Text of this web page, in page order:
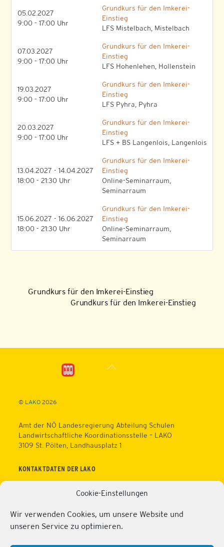
Cookie-Einstellungen
Wir verwenden Cookies, um unsere Website und
unseren Service zu optimieren.
05.02.2027
9:00 - 17:00 Uhr
Grundkurs für den Imkerei-
Einstieg
LFS Mistelbach, Mistelbach
07.03.2027
9:00 - 17:00 Uhr
Grundkurs für den Imkerei-
Einstieg
LFS Hohenlehen, Hollenstein
19.03.2027
9:00 - 17:00 Uhr
Grundkurs für den Imkerei-
Einstieg
LFS Pyhra, Pyhra
20.03.2027
9:00 - 17:00 Uhr
Grundkurs für den Imkerei-
Einstieg
LFS + BS Langenlois, Langenlois
13.04.2027 - 14.04.2027
18:00 - 21:30 Uhr
Grundkurs für den Imkerei-
Einstieg
Online-Seminarraum,
Seminarraum
15.06.2027 - 16.06.2027
18:00 - 21:30 Uhr
Grundkurs für den Imkerei-
Einstieg
Online-Seminarraum,
Seminarraum
Grundkurs für den Imkerei-Einstieg
Grundkurs für den Imkerei-Einstieg
Back
© LAKO2026
Amt der NÖ Landesregierung Abteilung Schulen
Landwirtschaftliche Koordinationsstelle – LAKO
3109 St. Pölten, Landhausplatz 1
KONTAKTDATEN DER LAKO
Fax: +43 (0)2742/9005 – 13595
E-Mail:office@lako.at
Datenschutz